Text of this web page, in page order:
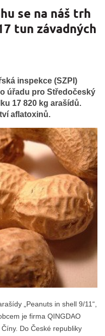
se na náš trh
tun závadných
inspekce (SZPI)
úřadu pro Středočeský
17 820 kg arašídů.
aflatoxinů.
„Peanuts in shell 9/11“,
je firma QINGDAO
Do České republiky